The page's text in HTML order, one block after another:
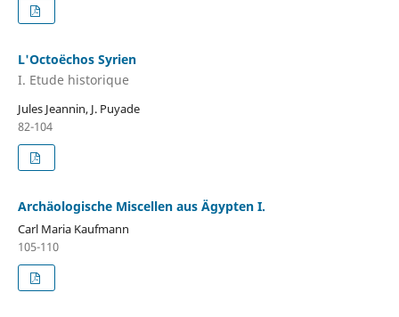
L'Octoëchos Syrien
I. Etude historique
Jules Jeannin, J. Puyade
82-104
Archäologische Miscellen aus Ägypten I.
Carl Maria Kaufmann
105-110